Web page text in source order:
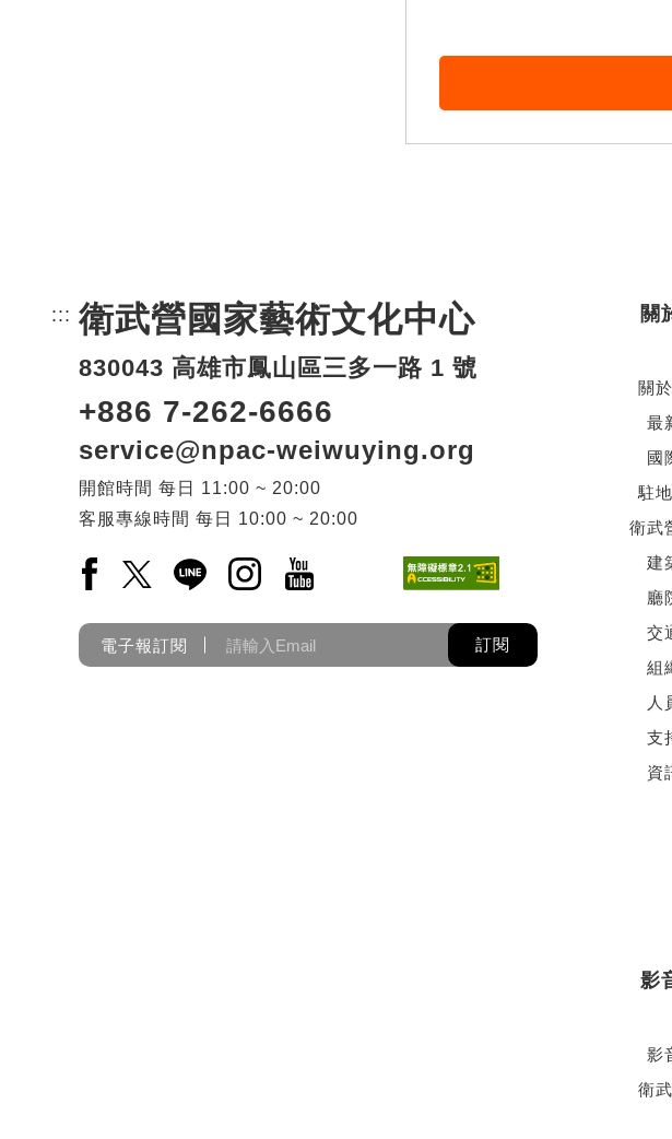
::: 頁尾網站資訊。
衛武營國家藝術文化中心
830043 高雄市鳳山區三多一路 1 號
+886 7-262-6666
service@npac-weiwuying.org
開館時間 每日
11:00 ~ 20:00
客服專線時間 每日 10:00 ~ 20:00
Facebook(另開新視窗)
X(另開新視窗)
LINE(另開新視窗)
Instagram(另開新視窗)
YouTube(另開新視窗)
電子報訂閱 訂閱
關
關
最
國
駐
衛武
建
廳
交
組
人
支
資
影
影
衛